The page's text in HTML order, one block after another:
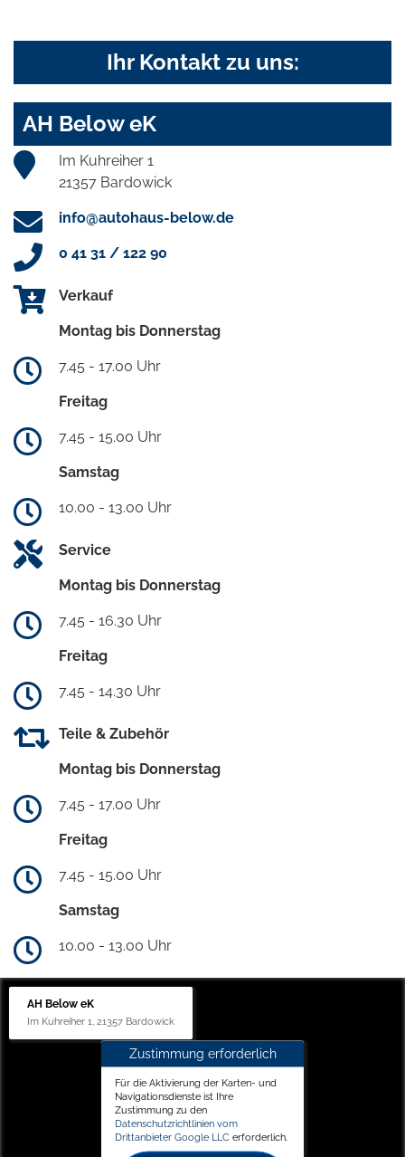
Ihr Kontakt zu uns:
AH Below eK
Im Kuhreiher 1
21357 Bardowick
info@autohaus-below.de
0 41 31 / 122 90
Verkauf
Montag bis Donnerstag
7.45 - 17.00 Uhr
Freitag
7.45 - 15.00 Uhr
Samstag
10.00 - 13.00 Uhr
Service
Montag bis Donnerstag
7.45 - 16.30 Uhr
Freitag
7.45 - 14.30 Uhr
Teile & Zubehör
Montag bis Donnerstag
7.45 - 17.00 Uhr
Freitag
7.45 - 15.00 Uhr
Samstag
10.00 - 13.00 Uhr
AH Below eK
Im Kuhreiher 1, 21357 Bardowick
Zustimmung erforderlich
Für die Aktivierung der Karten- und
Navigationsdienste ist Ihre
Zustimmung zu den
Datenschutzrichtlinien vom
Drittanbieter Google LLC erforderlich.